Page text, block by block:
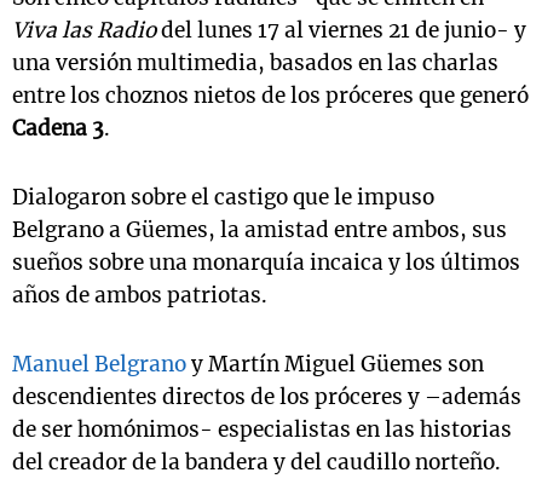
Viva las Radiodel lunes 17 al viernes 21 de junio- y
una versión multimedia, basados en las charlas
entre los choznos nietos de los próceres que generó
Cadena 3.
Dialogaron sobre el castigo que le impuso
Belgrano a Güemes, la amistad entre ambos, sus
sueños sobre una monarquía incaica y los últimos
años de ambos patriotas.
Manuel Belgranoy Martín Miguel Güemes son
descendientes directos de los próceres y –además
de ser homónimos- especialistas en las historias
del creador de la bandera y del caudillo norteño.